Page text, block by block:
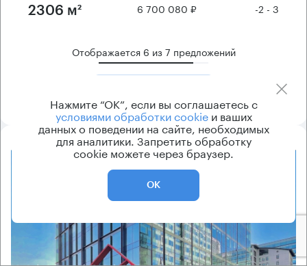
2306 м² 6 700 080 ₽ -2 - 3
Отображается 6 из7 предложений
Нажмите “ОК”, если вы соглашаетесь с
условиями обработки cookieи ваших
данных о поведении на сайте, необходимых
для аналитики. Запретить обработку
cookie можете через браузер.
ОК